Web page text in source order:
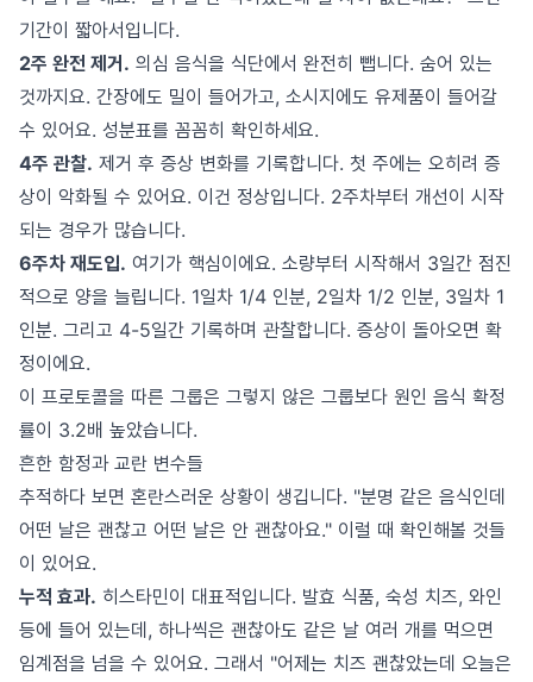
기간이 짧아서입니다.
2주 완전 제거. 의심 음식을 식단에서 완전히 뺍니다. 숨어 있는
것까지요. 간장에도 밀이 들어가고, 소시지에도 유제품이 들어갈
수 있어요. 성분표를 꼼꼼히 확인하세요.
4주 관찰. 제거 후 증상 변화를 기록합니다. 첫 주에는 오히려 증
상이 악화될 수 있어요. 이건 정상입니다. 2주차부터 개선이 시작
되는 경우가 많습니다.
6주차 재도입. 여기가 핵심이에요. 소량부터 시작해서 3일간 점진
적으로 양을 늘립니다. 1일차 1/4 인분, 2일차 1/2 인분, 3일차 1
인분. 그리고 4-5일간 기록하며 관찰합니다. 증상이 돌아오면 확
정이에요.
이 프로토콜을 따른 그룹은 그렇지 않은 그룹보다 원인 음식 확정
률이 3.2배 높았습니다.
흔한 함정과 교란 변수들
추적하다 보면 혼란스러운 상황이 생깁니다. "분명 같은 음식인데
어떤 날은 괜찮고 어떤 날은 안 괜찮아요." 이럴 때 확인해볼 것들
이 있어요.
누적 효과. 히스타민이 대표적입니다. 발효 식품, 숙성 치즈, 와인
등에 들어 있는데, 하나씩은 괜찮아도 같은 날 여러 개를 먹으면
임계점을 넘을 수 있어요. 그래서 "어제는 치즈 괜찮았는데 오늘은